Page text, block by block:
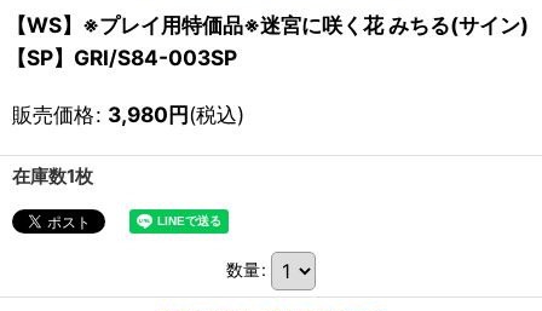
【WS】※プレイ用特価品※迷宮に咲く花 みちる(サイン)
【SP】GRI/S84-003SP
販売価格: 3,980円(税込)
在庫数1枚
数量: